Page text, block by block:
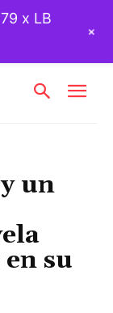
un
su
x LB
+